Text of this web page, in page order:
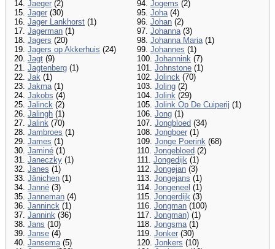
14. Jaeger (2)
15. Jager (30)
16. Jager Lankhorst (1)
17. Jagerman (1)
18. Jagers (20)
19. Jagers op Akkerhuis (24)
20. Jagt (9)
21. Jagtenberg (1)
22. Jak (1)
23. Jakma(1)
24. Jakobs (4)
25. Jalinck (2)
26. Jalingh (1)
27. Jalink (70)
28. Jambroes (1)
29. James (1)
30. Jaminé (1)
31. Janeczky (1)
32. Janes (1)
33. Jänichen (1)
34. Janné (3)
35. Janneman (4)
36. Janninck (1)
37. Jannink (36)
38. Jans (10)
39. Janse (4)
40. Jansema(5)
94. Jogems (2)
95. Joha(4)
96. Johan (2)
97. Johanna(3)
98. Johanna Maria(1)
99. Johannes (1)
100. Johannink (7)
101. Johnstone (1)
102. Jolinck (70)
103. Joling (2)
104. Jolink (29)
105. Jolink Op De Cuiperij (1)
106. Jong (1)
107. Jongbloed (34)
108. Jongboer (1)
109. Jonge Poerink (68)
110. Jongebloed (2)
111. Jongedijk (1)
112. Jongejan (3)
113. Jongejans (1)
114. Jongeneel (1)
115. Jongerdijk (3)
116. Jongman (100)
117. Jongman) (1)
118. Jongsma(1)
119. Jonker (30)
120. Jonkers (10)